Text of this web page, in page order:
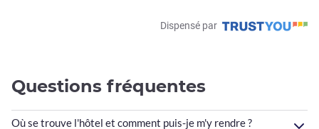
Dispensé par
Questions fréquentes
Où se trouve l'hôtel et comment puis-je m'y rendre ?